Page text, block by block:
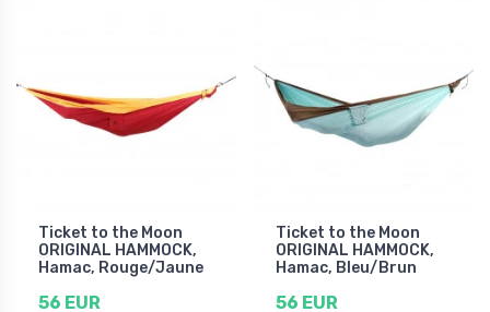
Ticket to the Moon
ORIGINAL HAMMOCK,
Hamac, Rouge/Jaune
56 EUR
Ticket to the Moon
ORIGINAL HAMMOCK,
Hamac, Bleu/Brun
56 EUR